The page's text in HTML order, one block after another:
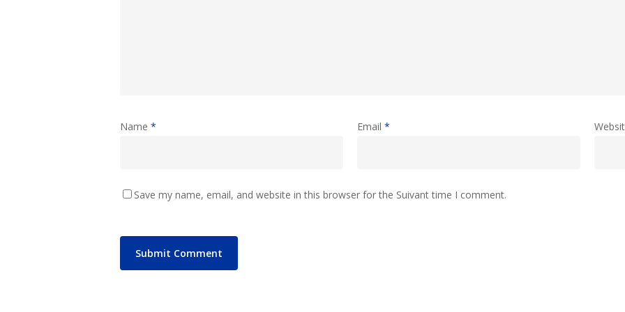
Name * Email *
Save my name, email, and website in this browser for the Suivant time I comment.